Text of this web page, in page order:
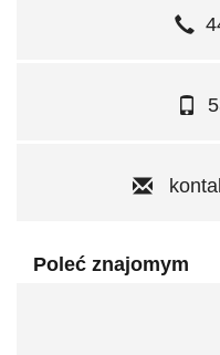
Poleć znajomym